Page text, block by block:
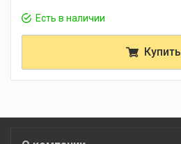
Есть в наличии
Купить